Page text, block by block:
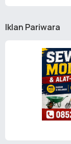
Iklan Pariwara